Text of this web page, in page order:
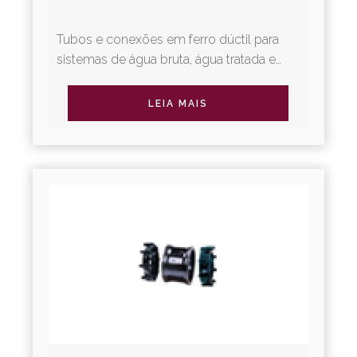
Tubos e conexões em ferro dúctil para
sistemas de água bruta, água tratada e
diversos tipos de juntas...
LEIA MAIS